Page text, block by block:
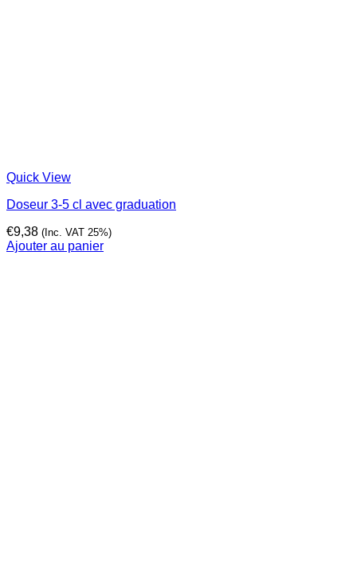
Quick View
Doseur 3-5 cl avec graduation
€9,38 (Inc. VAT 25%)
Ajouter au panier